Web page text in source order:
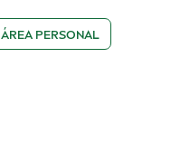
ÁREA PERSONAL